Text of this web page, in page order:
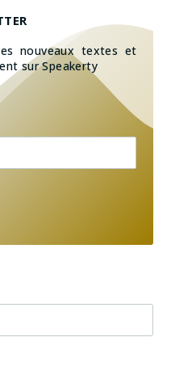
nouveaux textes et
sur Speakerty